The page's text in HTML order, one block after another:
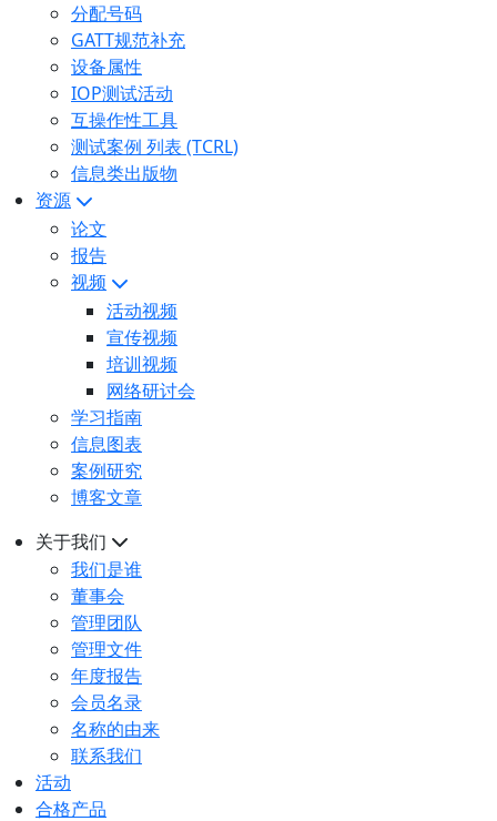
分配号码
GATT规范补充
设备属性
IOP测试活动
互操作性工具
测试案例 列表 (TCRL)
信息类出版物
资源
论文
报告
视频
活动视频
宣传视频
培训视频
网络研讨会
学习指南
信息图表
案例研究
博客文章
关于我们
我们是谁
董事会
管理团队
管理文件
年度报告
会员名录
名称的由来
联系我们
活动
合格产品